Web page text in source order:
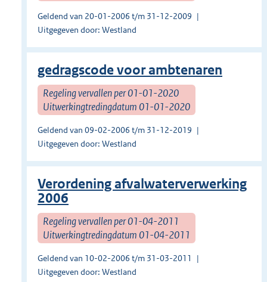
Geldend van 20-01-2006 t/m 31-12-2009
Uitgegeven door: Westland
gedragscode voor ambtenaren
Regeling vervallen per 01-01-2020
Uitwerkingtredingdatum 01-01-2020
Geldend van 09-02-2006 t/m 31-12-2019
Uitgegeven door: Westland
Verordening afvalwaterverwerking
2006
Regeling vervallen per 01-04-2011
Uitwerkingtredingdatum 01-04-2011
Geldend van 10-02-2006 t/m 31-03-2011
Uitgegeven door: Westland